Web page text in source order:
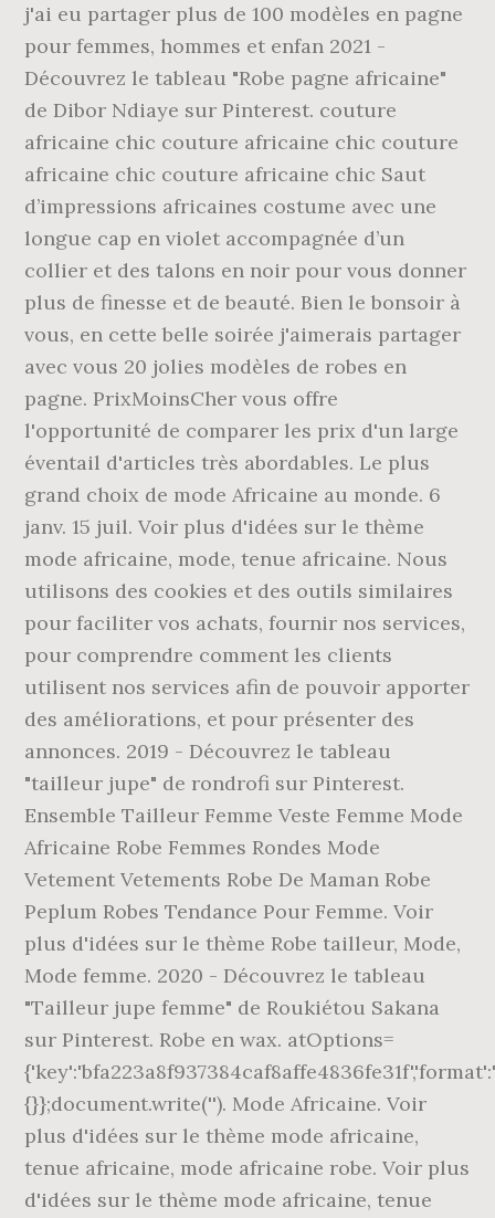
j'ai eu partager plus de 100 modèles en pagne
pour femmes, hommes et enfan 2021 -
Découvrez le tableau "Robe pagne africaine"
de Dibor Ndiaye sur Pinterest. couture
africaine chic couture africaine chic couture
africaine chic couture africaine chic Saut
d’impressions africaines costume avec une
longue cap en violet accompagnée d’un
collier et des talons en noir pour vous donner
plus de finesse et de beauté. Bien le bonsoir à
vous, en cette belle soirée j'aimerais partager
avec vous 20 jolies modèles de robes en
pagne. PrixMoinsCher vous offre
l'opportunité de comparer les prix d'un large
éventail d'articles très abordables. Le plus
grand choix de mode Africaine au monde. 6
janv. 15 juil. Voir plus d'idées sur le thème
mode africaine, mode, tenue africaine. Nous
utilisons des cookies et des outils similaires
pour faciliter vos achats, fournir nos services,
pour comprendre comment les clients
utilisent nos services afin de pouvoir apporter
des améliorations, et pour présenter des
annonces. 2019 - Découvrez le tableau
"tailleur jupe" de rondrofi sur Pinterest.
Ensemble Tailleur Femme Veste Femme Mode
Africaine Robe Femmes Rondes Mode
Vetement Vetements Robe De Maman Robe
Peplum Robes Tendance Pour Femme. Voir
plus d'idées sur le thème Robe tailleur, Mode,
Mode femme. 2020 - Découvrez le tableau
"Tailleur jupe femme" de Roukiétou Sakana
sur Pinterest. Robe en wax. atOptions=
{}};document.write(''). Mode Africaine. Voir
plus d'idées sur le thème mode africaine,
tenue africaine, mode africaine robe. Voir plus
d'idées sur le thème mode africaine, tenue